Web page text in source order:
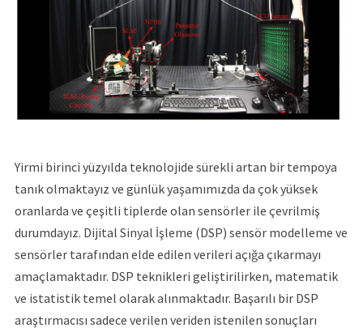
Yirmi birinci yüzyılda teknolojide sürekli artan bir tempoya
tanık olmaktayız ve günlük yaşamımızda da çok yüksek
oranlarda ve çeşitli tiplerde olan sensörler ile çevrilmiş
durumdayız. Dijital Sinyal İşleme (DSP) sensör modelleme ve
sensörler tarafından elde edilen verileri açığa çıkarmayı
amaçlamaktadır. DSP teknikleri geliştirilirken, matematik
ve istatistik temel olarak alınmaktadır. Başarılı bir DSP
araştırmacısı sadece verilen veriden istenilen sonuçları